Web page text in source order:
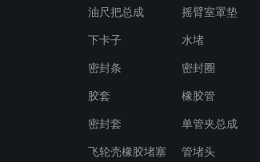
油尺把总成 摇臂室罩垫
下卡子 水堵
密封条 密封圈
胶套 橡胶管
密封套 单管夹总成
飞轮壳橡胶堵塞 管堵头